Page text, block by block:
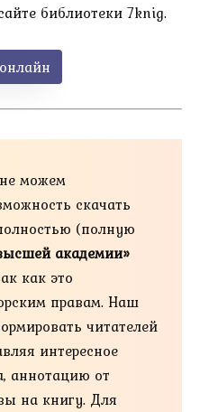
библиотеки 7knig.
можем
скачать
(полную
академии»
как это
правам. Наш
читателей
интересное
аннотацию от
на книгу. Для